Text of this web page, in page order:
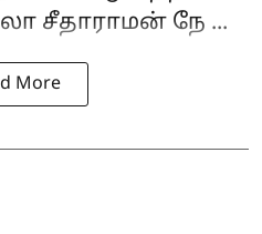
சீதாராமன் நே ...
More